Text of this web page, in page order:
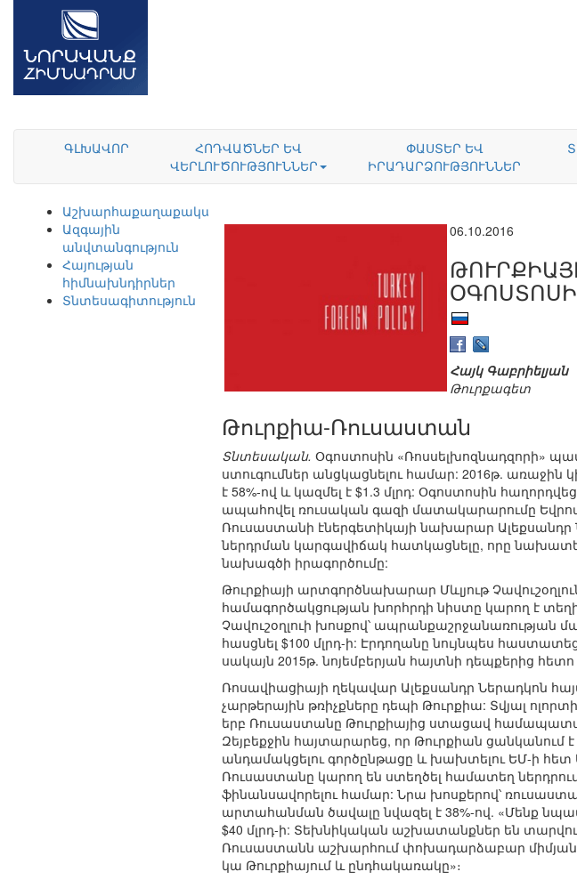
ԳԼԽԱՎՈՐ
ՀՈԴՎԱԾՆԵՐ ԵՎ
ՎԵՐԼՈՒԾՈՒԹՅՈՒՆՆԵՐ
ՓԱՍՏԵՐ ԵՎ
ԻՐԱԴԱՐՁՈՒԹՅՈՒՆՆԵՐ
Աշխարհաքաղաքականություն
Ազգային
անվտանգություն
Հայության
հիմնախնդիրներ
Տնտեսագիտություն
06.10.2016
Հայկ Գաբրիելյան
Թուրքագետ
Թուրքիա-Ռուսաստան
Տնտեսական. Օգոստոսին «Ռոսսելխոզնադզորի»
ստուգումներ անցկացնելու համար: 2016թ. առաջին
է 58%-ով և կազմել է $1.3 մլրդ: Օգոստոսին
ապահովել ռուսական գազի մատակարարումը
Ռուսաստանի էներգետիկայի նախարար Ալեքսանդր
ներդրման կարգավիճակ հատկացնելը, որը
նախագծի իրագործումը:
Թուրքիայի արտգործնախարար Մևլյութ
համագործակցության խորհրդի նիստը կարող է
Չավուշօղլուի խոսքով՝ ապրանքաշրջանառության
հասցնել $100 մլրդ-ի: Էրդողանը նույնպես
սակայն 2015թ. նոյեմբերյան հայտնի դեպքերից
Ռոսավիացիայի ղեկավար Ալեքսանդր Ներադկոն
չարթերային թռիչքները դեպի Թուրքիա: Տվյալ
երբ Ռուսաստանը Թուրքիայից ստացավ
Զեյբեքջին հայտարարեց, որ Թուրքիան ցանկանում
անդամակցելու գործընթացը և խախտելու ԵՄ-ի հետ
Ռուսաստանը կարող են ստեղծել համատեղ
ֆինանսավորելու համար: Նրա խոսքերով՝
արտահանման ծավալը նվազել է 38%-ով. «Մենք
$40 մլրդ-ի: Տեխնիկական աշխատանքներ են
Ռուսաստանն աշխարհում փոխադարձաբար միմյանց
կա Թուրքիայում և ընդհակառակը»։